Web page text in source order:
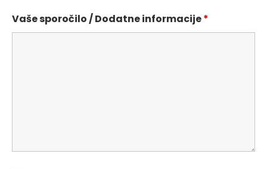
Vaše sporočilo / Dodatne informacije*